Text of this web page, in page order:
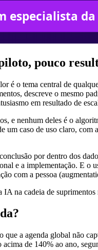
pouco
é o tema central de
descreve o mesmo
em resultado de
e nenhum deles é o
um caso de uso claro,
por dentro dos
e a implementação. E o
com a pessoa
na cadeia de
que a agenda global não
de 140% ao ano,